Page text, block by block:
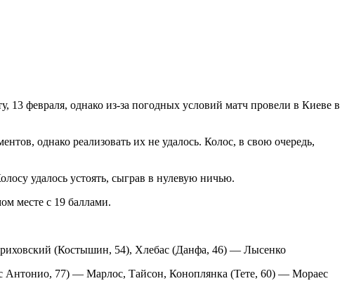
февраля, однако из-за погодных условий матч провели в Киеве в
однако реализовать их не удалось. Колос, в свою очередь,
удалось устоять, сыграв в нулевую ничью.
месте с 19 баллами.
(Костышин, 54), Хлебас (Данфа, 46) — Лысенко
77) — Марлос, Тайсон, Коноплянка (Тете, 60) — Мораес